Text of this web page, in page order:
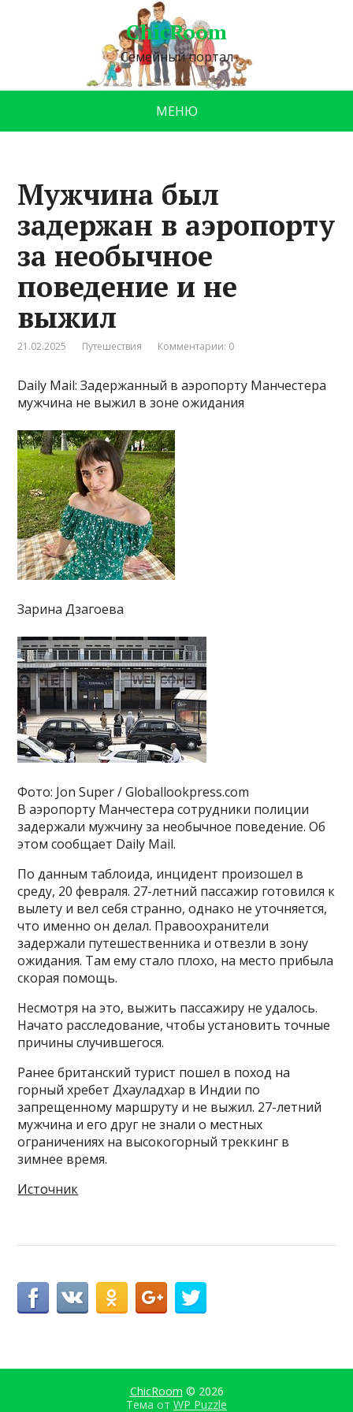
ChicRoom
Семейный портал
МЕНЮ
Мужчина был
задержан в аэропорту
за необычное
поведение и не
выжил
21.02.2025 Путешествия Комментарии: 0
Daily Mail: Задержанный в аэропорту Манчестера
мужчина не выжил в зоне ожидания
Зарина Дзагоева
Фото: Jon Super / Globallookpress.com
В аэропорту Манчестера сотрудники полиции
задержали мужчину за необычное поведение. Об
этом сообщает Daily Mail.
По данным таблоида, инцидент произошел в
среду, 20 февраля. 27-летний пассажир готовился к
вылету и вел себя странно, однако не уточняется,
что именно он делал. Правоохранители
задержали путешественника и отвезли в зону
ожидания. Там ему стало плохо, на место прибыла
скорая помощь.
Несмотря на это, выжить пассажиру не удалось.
Начато расследование, чтобы установить точные
причины случившегося.
Ранее британский турист пошел в поход на
горный хребет Дхауладхар в Индии по
запрещенному маршруту и не выжил. 27-летний
мужчина и его друг не знали о местных
ограничениях на высокогорный треккинг в
зимнее время.
Источник
ChicRoom © 2026
Тема от WP Puzzle